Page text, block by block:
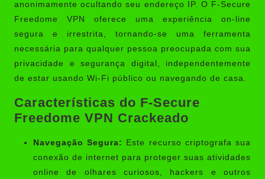
anonimamente ocultando seu endereço IP. O F-Secure
Freedome VPN oferece uma experiência on-line
segura e irrestrita, tornando-se uma ferramenta
necessária para qualquer pessoa preocupada com sua
privacidade e segurança digital, independentemente
de estar usando Wi-Fi público ou navegando de casa.
Características do F-Secure
Freedome VPN Crackeado
Navegação Segura:
Este recurso criptografa sua
conexão de internet para proteger suas atividades
online de olhares curiosos, hackers e outros